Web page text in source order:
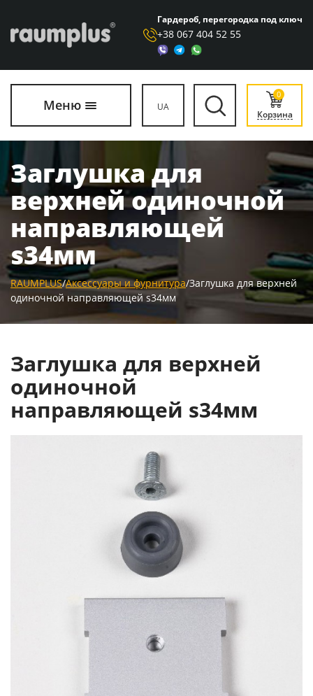
Гардероб, перегородка под ключ
+38 067 404 52 55
Меню UA
0
Корзина
Заглушка для
верхней одиночной
направляющей
s34мм
RAUMPLUS/Аксессуары и фурнитура/Заглушка для верхней
одиночной направляющей s34мм
Заглушка для верхней
одиночной
направляющей s34мм